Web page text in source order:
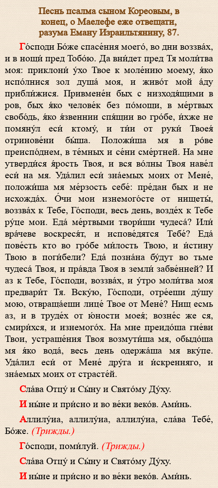
Песнь псалма сыном Кореовым, в
конец, о Маелефе еже отвещати,
разума Еману Израильтянину, 87.
Го́споди Бо́же спасе́ния моего́, во дни воззва́х,
и в нощи́ пред Тобо́ю. Да вни́дет пред Тя моли́тва
моя: приклони́ у́хо Твое к моле́нию моему, я́ко
испо́лнися зол душа́ моя, и живо́т мой а́ду
прибли́жися. Привмене́н бых с низходя́щими в
ров, бых я́ко челове́к без по́мощи, в ме́ртвых
свобо́дь, я́ко я́звеннии спя́щии во гро́бе, и́хже не
помяну́л еси́ ктому́, и ти́и от руки́ Твоея́
отринове́ни бы́ша. Положи́ша мя в ро́ве
преиспо́днем, в те́мных и се́ни сме́ртней. На мне
утверди́ся я́рость Твоя, и вся во́лны Твоя наве́л
еси́ на мя. Уда́лил еси́ зна́емых моих от Мене́,
положи́ша мя ме́рзость себе́: пре́дан бых и не
исхожда́х. О́чи мои изнемого́сте от нищеты́,
воззва́х к Тебе, Го́споди, весь день, возде́х к Тебе
ру́це мои. Еда́ ме́ртвыми твори́ши чудеса́? Или́
вра́чеве воскреся́т, и испове́дятся Тебе́? Еда́
пове́сть кто во гро́бе ми́лость Твою, и и́стину
Твою в поги́бели? Еда́ позна́на бу́дут во тьме
чудеса́ Твоя, и пра́вда Твоя в земли́ забве́нней? И
аз к Тебе, Го́споди, воззва́х, и у́тро моли́тва моя
предвари́т Тя. Вску́ю, Го́споди, отре́еши ду́шу
мою, отвраща́еши лице́ Твое от Мене́? Нищ есмь
аз, и в труде́х от ю́ности моея́; возне́с же ся,
смири́хся, и изнемого́х. На мне преидо́ша гне́ви
Твои, устраше́ния Твоя возмути́ша мя, обыдо́ша
мя я́ко вода́, весь день одержа́ша мя вку́пе.
Уда́лил еси́ от Мене́ дру́га и и́скренняго, и
зна́емых моих от страсте́й.
Сла́ва Отцу́ и Сы́ну и Свято́му Ду́ху.
И ны́не и при́сно и во ве́ки веко́в. Ами́нь.
Аллилу́иа, аллилу́иа, аллилу́иа, сла́ва Тебе́,
Бо́же.(Трижды.)
Го́споди, поми́луй.(Трижды.)
Сла́ва Отцу́ и Сы́ну и Свято́му Ду́ху.
И ны́не и при́сно и во ве́ки веко́в. Ами́нь.